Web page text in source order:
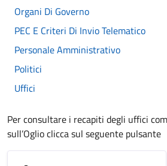
Organi Di Governo
PEC E Criteri Di Invio Telematico
Personale Amministrativo
Politici
Uffici
Per consultare i recapiti degli uffici
sull’Oglio clicca sul seguente pulsante